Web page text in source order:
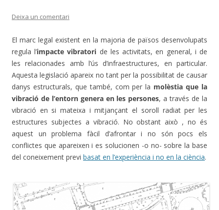
Deixa un comentari
El marc legal existent en la majoria de països desenvolupats
regula l’impacte vibratori de les activitats, en general, i de
les relacionades amb l’ús d’infraestructures, en particular.
Aquesta legislació apareix no tant per la possibilitat de causar
danys estructurals, que també, com per la molèstia que la
vibració de l’entorn genera en les persones, a través de la
vibració en si mateixa i mitjançant el soroll radiat per les
estructures subjectes a vibració. No obstant això , no és
aquest un problema fàcil d’afrontar i no són pocs els
conflictes que apareixen i es solucionen -o no- sobre la base
del coneixement previ basat en l’experiència i no en la ciència.